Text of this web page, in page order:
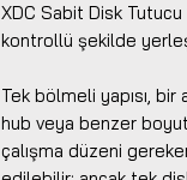
XDC Sabit Disk
kontrollü şekilde
Tek bölmeli yapısı,
hub veya benzer
çalışma düzeni